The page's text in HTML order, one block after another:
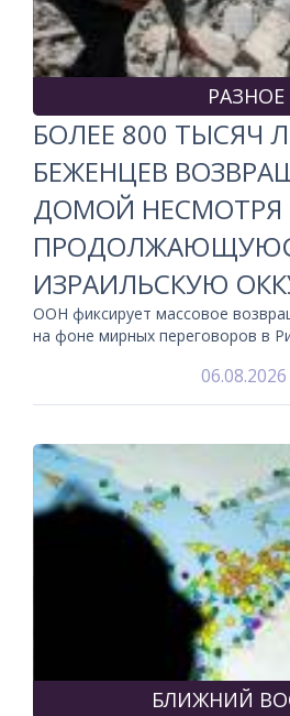
РАЗНОЕ
БОЛЕЕ 800 ТЫСЯЧ
БЕЖЕНЦЕВ
ДОМОЙ НЕСМОТРЯ
ИЗРАИЛЬСКУЮ
ООН фиксирует массовое
на фоне мирных переговоров в
06.08.2026
БЛИЖНИЙ